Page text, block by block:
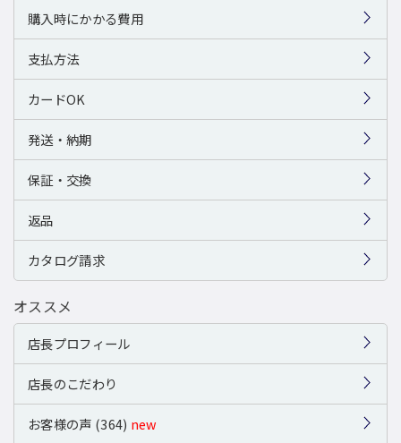
購入時にかかる費用
支払方法
カードOK
発送・納期
保証・交換
返品
カタログ請求
オススメ
店長プロフィール
店長のこだわり
お客様の声 (364) new